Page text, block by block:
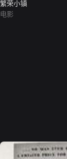
繁荣小镇
电影